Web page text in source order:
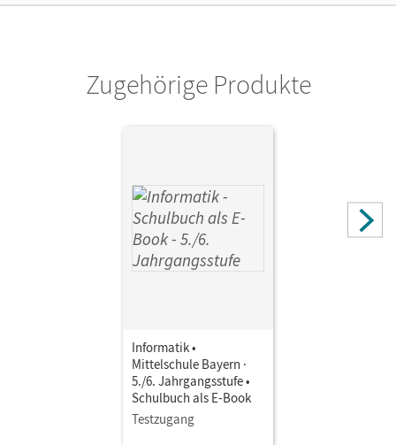
Cornelsen VerlagZugehörige Produkte
Informatik •
Mittelschule Bayern ·
5./6. Jahrgangsstufe •
Schulbuch als E-Book
Testzugang